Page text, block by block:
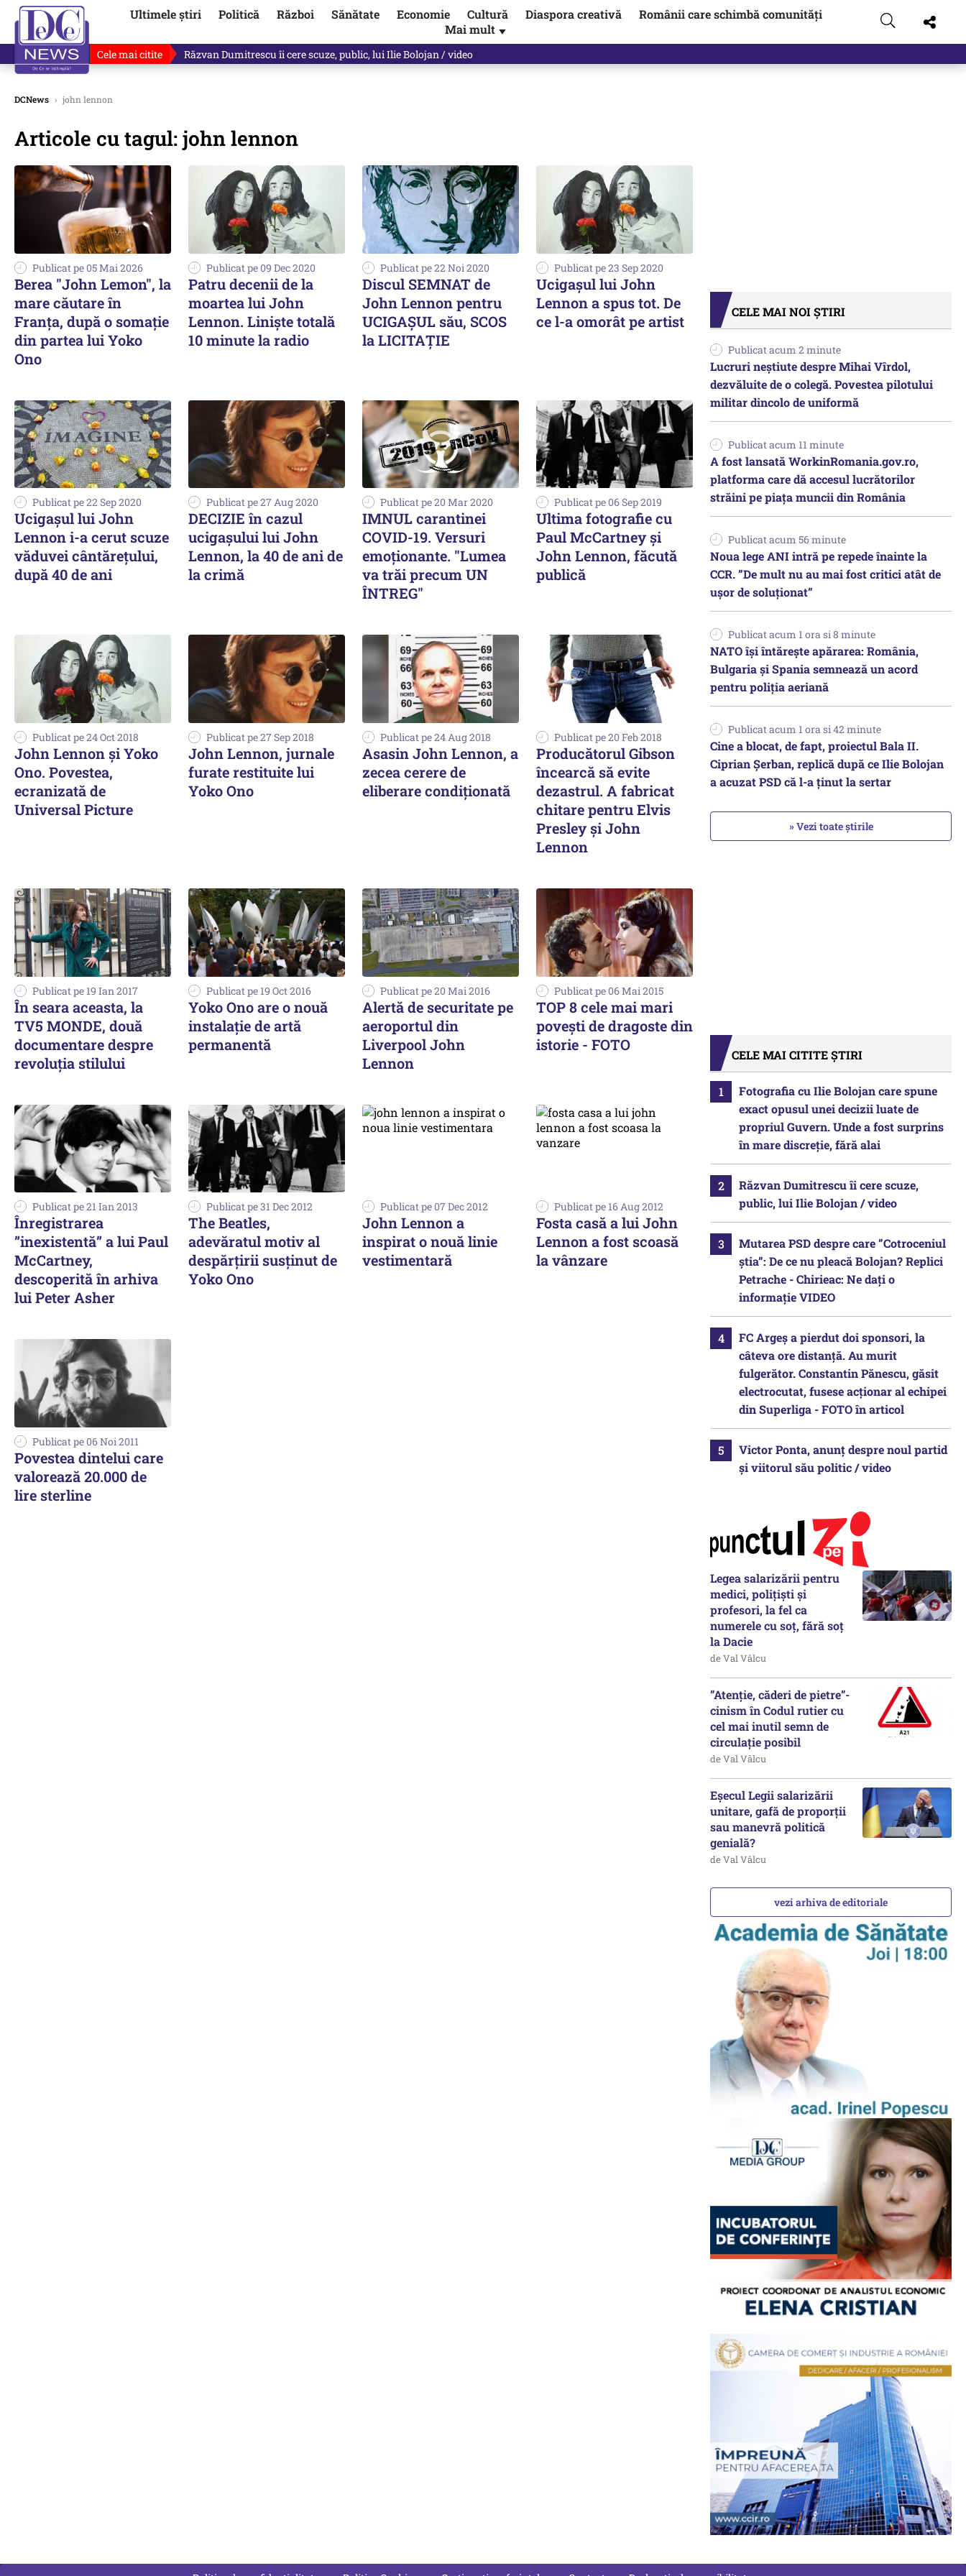
Ultimele știri Politică Război Sănătate Economie Cultură Diaspora creativă
Românii care schimbă comunități
Mai mult ▼
Cele mai citite Răzvan Dumitrescu îi cere scuze, public, lui Ilie Bolojan / video
DCNews › john lennon
Articole cu tagul: john lennon
Publicat pe 05 Mai 2026
Berea "John Lemon", la
mare căutare în
Franţa, după o somaţie
din partea lui Yoko
Ono
Publicat pe 09 Dec 2020
Patru decenii de la
moartea lui John
Lennon. Linişte totală
10 minute la radio
Publicat pe 22 Noi 2020
Discul SEMNAT de
John Lennon pentru
UCIGAȘUL său, SCOS
la LICITAȚIE
Publicat pe 23 Sep 2020
Ucigaşul lui John
Lennon a spus tot. De
ce l-a omorât pe artist
Publicat pe 22 Sep 2020
Ucigașul lui John
Lennon i-a cerut scuze
văduvei cântărețului,
după 40 de ani
Publicat pe 27 Aug 2020
DECIZIE în cazul
ucigașului lui John
Lennon, la 40 de ani de
la crimă
Publicat pe 20 Mar 2020
IMNUL carantinei
COVID-19. Versuri
emoționante. "Lumea
va trăi precum UN
ÎNTREG"
Publicat pe 06 Sep 2019
Ultima fotografie cu
Paul McCartney și
John Lennon, făcută
publică
Publicat pe 24 Oct 2018
John Lennon şi Yoko
Ono. Povestea,
ecranizată de
Universal Picture
Publicat pe 27 Sep 2018
John Lennon, jurnale
furate restituite lui
Yoko Ono
Publicat pe 24 Aug 2018
Asasin John Lennon, a
zecea cerere de
eliberare condiţionată
Publicat pe 20 Feb 2018
Producătorul Gibson
încearcă să evite
dezastrul. A fabricat
chitare pentru Elvis
Presley și John
Lennon
Publicat pe 19 Ian 2017
În seara aceasta, la
TV5 MONDE, două
documentare despre
revoluția stilului
Publicat pe 19 Oct 2016
Yoko Ono are o nouă
instalaţie de artă
permanentă
Publicat pe 20 Mai 2016
Alertă de securitate pe
aeroportul din
Liverpool John
Lennon
Publicat pe 06 Mai 2015
TOP 8 cele mai mari
poveşti de dragoste din
istorie - FOTO
Publicat pe 21 Ian 2013
Înregistrarea
”inexistentă” a lui Paul
McCartney,
descoperită în arhiva
lui Peter Asher
Publicat pe 31 Dec 2012
The Beatles,
adevăratul motiv al
despărțirii susținut de
Yoko Ono
Publicat pe 07 Dec 2012
John Lennon a
inspirat o nouă linie
vestimentară
Publicat pe 16 Aug 2012
Fosta casă a lui John
Lennon a fost scoasă
la vânzare
Publicat pe 06 Noi 2011
Povestea dintelui care
valorează 20.000 de
lire sterline
CELE MAI NOI ȘTIRI
Publicat acum 2 minute
Lucruri neștiute despre Mihai Vîrdol,
dezvăluite de o colegă. Povestea pilotului
militar dincolo de uniformă
Publicat acum 11 minute
A fost lansată WorkinRomania.gov.ro,
platforma care dă accesul lucrătorilor
străini pe piața muncii din România
Publicat acum 56 minute
Noua lege ANI intră pe repede înainte la
CCR. ”De mult nu au mai fost critici atât de
ușor de soluționat”
Publicat acum 1 ora si 8 minute
NATO își întărește apărarea: România,
Bulgaria și Spania semnează un acord
pentru poliția aeriană
Publicat acum 1 ora si 42 minute
Cine a blocat, de fapt, proiectul Bala II.
Ciprian Șerban, replică după ce Ilie Bolojan
a acuzat PSD că l-a ținut la sertar
» Vezi toate știrile
CELE MAI CITITE ȘTIRI
Fotografia cu Ilie Bolojan care spune
exact opusul unei decizii luate de
propriul Guvern. Unde a fost surprins
în mare discreție, fără alai
Răzvan Dumitrescu îi cere scuze,
public, lui Ilie Bolojan / video
Mutarea PSD despre care ”Cotroceniul
știa”: De ce nu pleacă Bolojan? Replici
Petrache - Chirieac: Ne dați o
informație VIDEO
FC Argeș a pierdut doi sponsori, la
câteva ore distanță. Au murit
fulgerător. Constantin Pănescu, găsit
electrocutat, fusese acționar al echipei
din Superliga - FOTO în articol
Victor Ponta, anunț despre noul partid
și viitorul său politic / video
Legea salarizării pentru
medici, polițiști și
profesori, la fel ca
numerele cu soț, fără soț
la Dacie
de Val Vâlcu
”Atenție, căderi de pietre”-
cinism în Codul rutier cu
cel mai inutil semn de
circulație posibil
de Val Vâlcu
Eșecul Legii salarizării
unitare, gafă de proporții
sau manevră politică
genială?
de Val Vâlcu
vezi arhiva de editoriale